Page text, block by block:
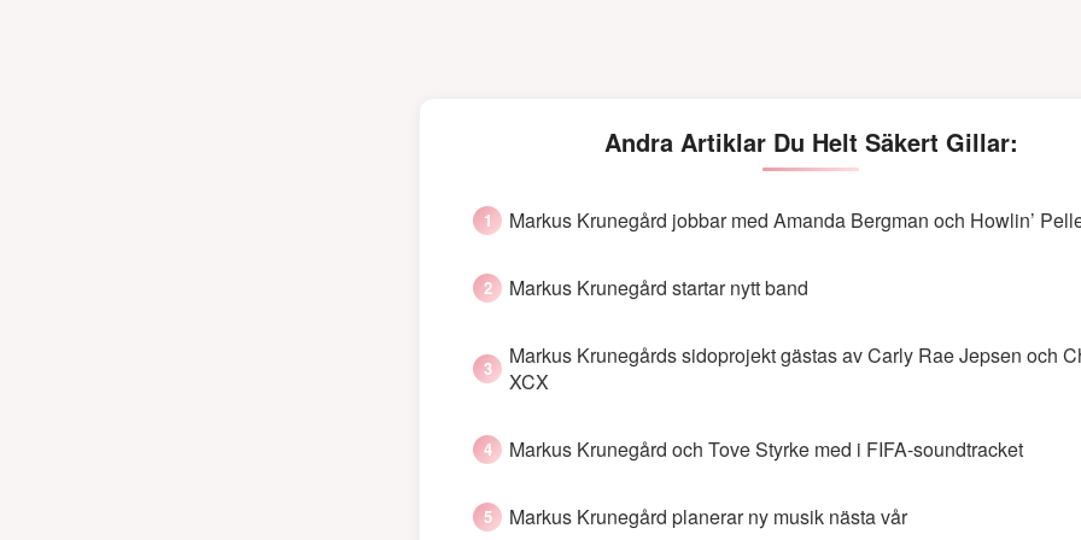
Andra Artiklar Du Helt Säkert Gillar:
Markus Krunegård jobbar med Amanda Bergman och Howlin’
Markus Krunegård startar nytt band
Markus Krunegårds sidoprojekt gästas av Carly Rae Jepsen och
XCX
Markus Krunegård och Tove Styrke med i FIFA-soundtracket
Markus Krunegård planerar ny musik nästa vår